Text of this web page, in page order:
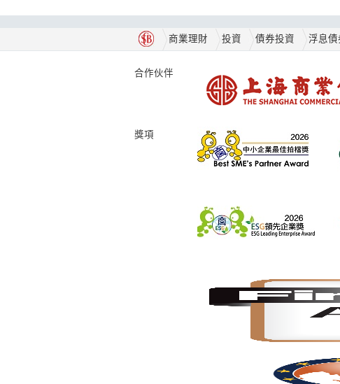
商業理財 投資 債券投資 浮息債
合作伙伴
獎項